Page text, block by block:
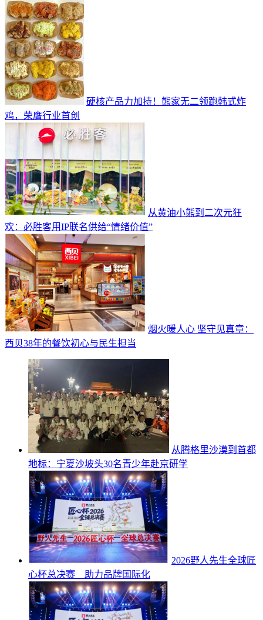
硬核产品力加持！熊家无二领跑韩式炸
鸡，荣膺行业首创
从黄油小熊到二次元狂
欢：必胜客用IP联名供给“情绪价值”
烟火暖人心 坚守见真章：
西贝38年的餐饮初心与民生担当
从腾格里沙漠到首都
地标：宁夏沙坡头30名青少年赴京研学
2026野人先生全球匠
心杯总决赛 助力品牌国际化